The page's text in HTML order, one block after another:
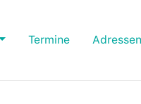
Termine Adressen